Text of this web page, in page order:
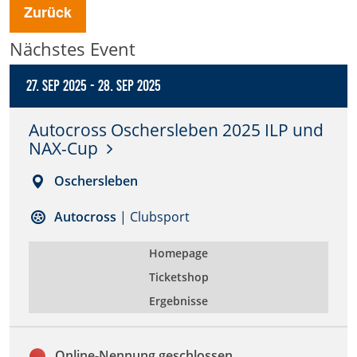
Zurück
Nächstes Event
27. Sep 2025-28. Sep 2025
Autocross Oschersleben 2025 ILP und
NAX-Cup
Oschersleben
Autocross | Clubsport
Homepage
Ticketshop
Ergebnisse
DMSB
Zweck:
Dieser Cookie speichert Informationen zu
Cookie Laufzeit:
Cookie Consent